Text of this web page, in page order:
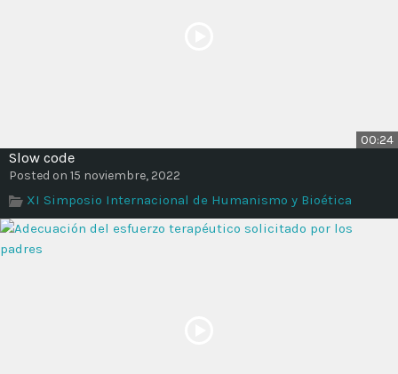
00:24
Slow code
Posted on 15 noviembre, 2022
XI Simposio Internacional de Humanismo y Bioética